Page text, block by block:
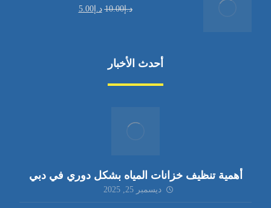
د.إ10.00 د.إ5.00
أحدث الأخبار
أهمية تنظيف خزانات المياه بشكل دوري في دبي
ديسمبر 25, 2025